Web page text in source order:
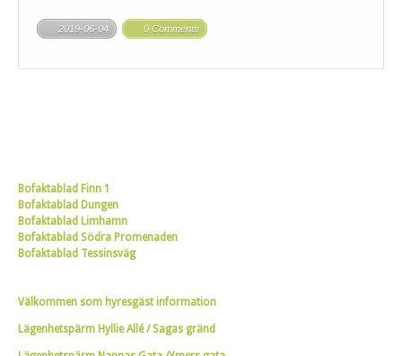
2019-06-04 0 Comments
Bofaktablad Finn 1
Bofaktablad Dungen
Bofaktablad Limhamn
Bofaktablad Södra Promenaden
Bofaktablad Tessinsväg
Välkommen som hyresgäst information
Lägenhetspärm Hyllie Allé / Sagas gränd